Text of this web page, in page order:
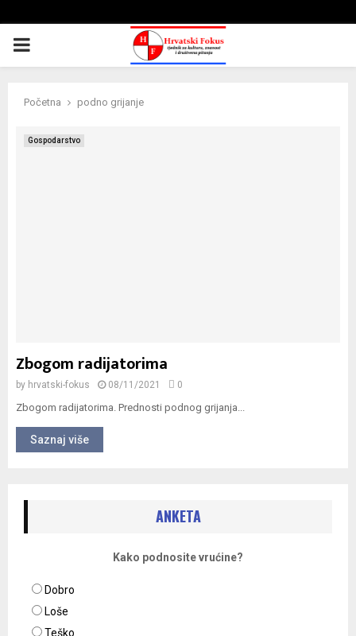
PRIMARY
Početna podno grijanje
Gospodarstvo
Zbogom radijatorima
by hrvatski-fokus 08/11/2021 0
Zbogom radijatorima. Prednosti podnog grijanja...
Saznaj više
ANKETA
Kako podnosite vrućine?
Dobro
Loše
Teško